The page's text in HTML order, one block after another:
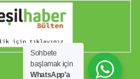
Sohbete
başlamak için
WhatsApp’a